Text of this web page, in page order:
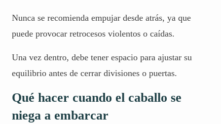
Nunca se recomienda empujar desde atrás, ya que
puede provocar retrocesos violentos o caídas.
Una vez dentro, debe tener espacio para ajustar su
equilibrio antes de cerrar divisiones o puertas.
Qué hacer cuando el caballo se
niega a embarcar